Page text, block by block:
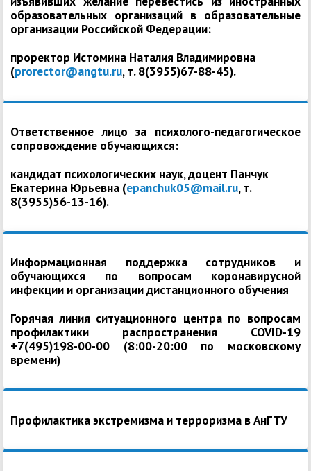
образовательных организаций в образовательные
организации Российской Федерации:
проректор Истомина Наталия Владимировна
(prorector@angtu.ru, т. 8(3955)67-88-45).
Ответственное лицо за психолого-педагогическое
сопровождение обучающихся:
кандидат психологических наук, доцент Панчук
Екатерина Юрьевна (epanchuk05@mail.ru, т.
8(3955)56-13-16).
Информационная поддержка сотрудников и
обучающихся по вопросам коронавирусной
инфекции и организации дистанционного обучения
Горячая линия ситуационного центра по вопросам
профилактики распространения COVID-19
+7(495)198-00-00 (8:00-20:00 по московскому
времени)
Профилактика экстремизма и терроризма в АнГТУ